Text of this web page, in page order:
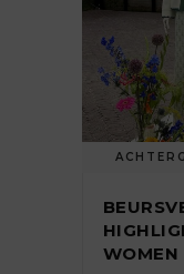
WOMEN